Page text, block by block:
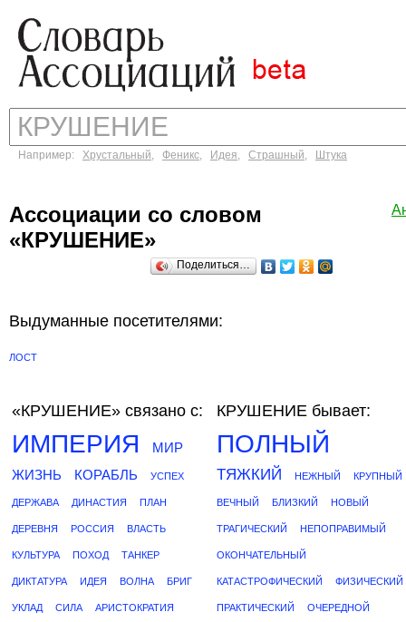
Например: Хрустальный, Феникс, Идея, Страшный, Штука
Ассоциации со словом
«КРУШЕНИЕ»
Поделиться…
Выдуманные посетителями:
ЛОСТ
«КРУШЕНИЕ» связано с:
ИМПЕРИЯ
МИР
ЖИЗНЬ
КОРАБЛЬ УСПЕХ
ДЕРЖАВА ДИНАСТИЯ ПЛАН
ДЕРЕВНЯ РОССИЯ ВЛАСТЬ
КУЛЬТУРА ПОХОД ТАНКЕР
ДИКТАТУРА ИДЕЯ ВОЛНА БРИГ
УКЛАД СИЛА АРИСТОКРАТИЯ
КРУШЕНИЕ бывает:
ПОЛНЫЙ
ТЯЖКИЙ НЕЖНЫЙ КРУПНЫЙ
ВЕЧНЫЙ БЛИЗКИЙ НОВЫЙ
ТРАГИЧЕСКИЙ НЕПОПРАВИМЫЙ
ОКОНЧАТЕЛЬНЫЙ
КАТАСТРОФИЧЕСКИЙ ФИЗИЧЕСКИЙ
ПРАКТИЧЕСКИЙ ОЧЕРЕДНОЙ